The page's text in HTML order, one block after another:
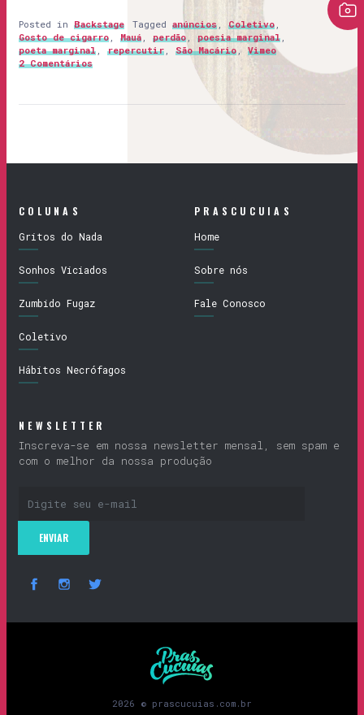
Posted in Backstage Tagged anúncios Coletivo
Gosto de cigarro
Mauá perdão poesia marginal
poeta marginal
repercutir São Macário , Vimeo
2 Comentários
COLUNAS
Gritos do Nada
Sonhos Viciados
Zumbido Fugaz
Coletivo
Hábitos Necrófagos
PRASCUCUIAS
Home
Sobre nós
Fale Conosco
NEWSLETTER
Inscreva-se em nossa newsletter mensal, sem spam e
com o melhor da nossa produção
Prascucuias
2026 © prascucuias.com.br